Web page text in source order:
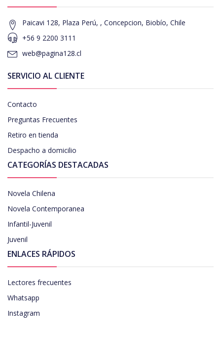
Paicavi 128, Plaza Perú, , Concepcion, Biobío, Chile
+56 9 2200 3111
web@pagina128.cl
SERVICIO AL CLIENTE
Contacto
Preguntas Frecuentes
Retiro en tienda
Despacho a domicilio
CATEGORÍAS DESTACADAS
Novela Chilena
Novela Contemporanea
Infantil-Juvenil
Juvenil
ENLACES RÁPIDOS
Lectores frecuentes
Whatsapp
Instagram